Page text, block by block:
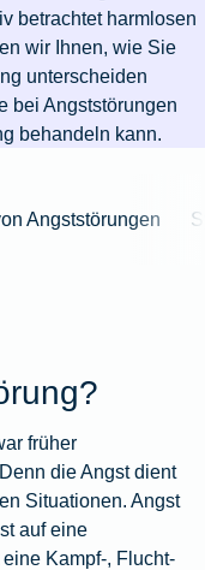
betrachtet harmlosen
wir Ihnen, wie Sie
unterscheiden
bei Angststörungen
behandeln kann.
Angststörungen
früher
die Angst dient
Situationen. Angst
auf eine
Kampf-, Flucht-